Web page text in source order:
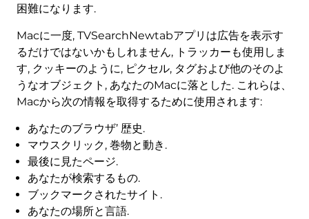
困難になります.
Macに一度, TVSearchNewtabアプリは広告を表示す
るだけではないかもしれません, トラッカーも使用しま
す, クッキーのように, ピクセル, タグおよび他のそのよ
うなオブジェクト, あなたのMacに落とした. これらは、
Macから次の情報を取得するために使用されます:
あなたのブラウザ’ 歴史.
マウスクリック, 巻物と動き.
最後に見たページ.
あなたが検索するもの.
ブックマークされたサイト.
あなたの場所と言語.